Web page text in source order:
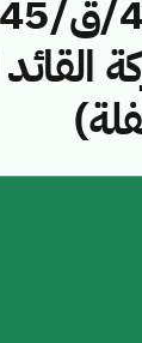
القائد